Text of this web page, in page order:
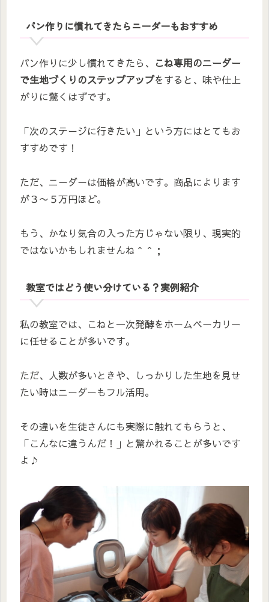
パン作りに慣れてきたらニーダーもおすすめ
パン作りに少し慣れてきたら、 こね専用のニーダー
で生地づくりのステップアップをすると、味や仕上
がりに驚くはずです。
「次のステージに行きたい」という方にはとてもお
すすめです！
ただ、ニーダーは価格が高いです。商品によります
が３〜５万円ほど。
もう、かなり気合の入った方じゃない限り、現実的
ではないかもしれませんね＾＾；
教室ではどう使い分けている？実例紹介
私の教室では、こねと一次発酵をホームベーカリー
に任せることが多いです。
ただ、人数が多いときや、しっかりした生地を見せ
たい時はニーダーもフル活用。
その違いを生徒さんにも実際に触れてもらうと、
「こんなに違うんだ！」と驚かれることが多いです
よ♪